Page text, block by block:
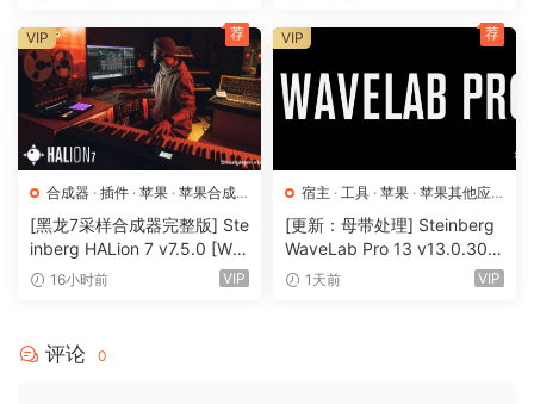
新包
失物招领 – 一组由不寻常的材料、打击乐小饰品、独特的拟音
录音和富有表现力的物体制成的声音，为您的作品注入个性和
真实感。深入挖掘并创建多层装饰性、富有表现力的乐器、好
玩的鼓架和丰富的音效。
新包
性能包 – 一组来自 Iftah 的创新设备，突破了使用 Live 表演的
界限。捕捉您的设备的快照并稍后部署它们，使用分层宏和曲
合成器 · 插件 · 苹果 · 苹果合成
器
[黑龙7采样合成器完整版] Ste
inberg HALion 7 v7.5.0 [Wi
N, MacOSX]（673.3MB+92
16小时前 VIP
VIP 荐
宿主 · 工具 · 苹果 · 苹果其他应
用· 苹果宿主
[更新：母带处理] Steinberg
WaveLab Pro 13 v13.0.30
+安装方法 [WiN, MacOSX]
1天前 VIP
VIP 荐
评论 0